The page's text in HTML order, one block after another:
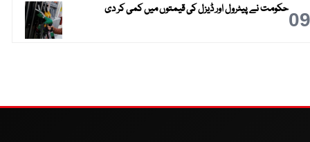
09حکومت نے پیٹرول اور ڈیزل کی قیمتوں میں کمی کر دی